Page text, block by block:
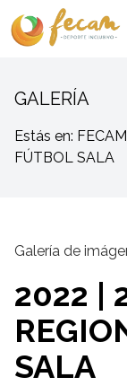
GALERÍA
Estás en:
FÚTBOL SALA
Galería de
2022 |
SALA